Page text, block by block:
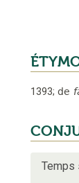
1393; de
Temps